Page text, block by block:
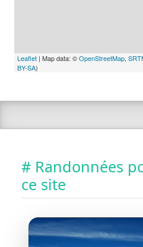
Leaflet | Map data: ©OpenStreetMap,
BY-SA)
# Randonnées
ce site